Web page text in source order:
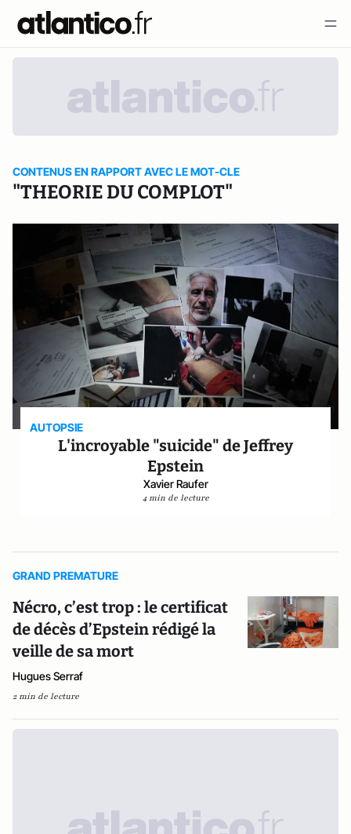
CONTENUS EN RAPPORT AVEC LE MOT-CLE
"THEORIE DU COMPLOT"
AUTOPSIE
L'incroyable "suicide" de Jeffrey
Epstein
Xavier Raufer
4 min de lecture
GRAND PREMATURE
Nécro, c’est trop : le certificat
de décès d’Epstein rédigé la
veille de sa mort
Hugues Serraf
2 min de lecture